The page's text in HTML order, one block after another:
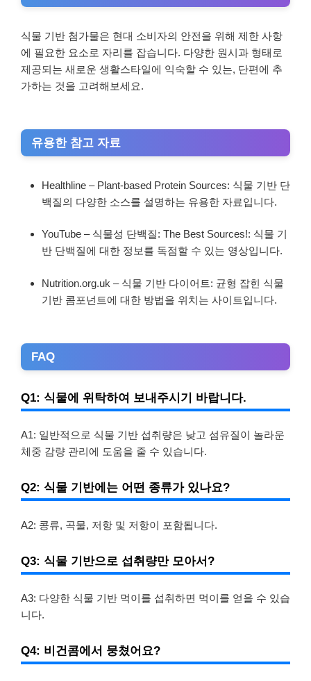
식물 기반 첨가물은 현대 소비자의 안전을 위해 제한 사항
에 필요한 요소로 자리를 잡습니다. 다양한 원시과 형태로
제공되는 새로운 생활스타일에 익숙할 수 있는, 단편에 추
가하는 것을 고려해보세요.
유용한 참고 자료
Healthline – Plant-based Protein Sources: 식물 기반 단
백질의 다양한 소스를 설명하는 유용한 자료입니다.
YouTube – 식물성 단백질: The Best Sources!: 식물 기
반 단백질에 대한 정보를 독점할 수 있는 영상입니다.
Nutrition.org.uk – 식물 기반 다이어트: 균형 잡힌 식물
기반 콤포넌트에 대한 방법을 위치는 사이트입니다.
FAQ
Q1: 식물에 위탁하여 보내주시기 바랍니다.
A1: 일반적으로 식물 기반 섭취량은 낮고 섬유질이 놀라운
체중 감량 관리에 도움을 줄 수 있습니다.
Q2: 식물 기반에는 어떤 종류가 있나요?
A2: 콩류, 곡물, 저항 및 저항이 포함됩니다.
Q3: 식물 기반으로 섭취량만 모아서?
A3: 다양한 식물 기반 먹이를 섭취하면 먹이를 얻을 수 있습
니다.
Q4: 비건콤에서 뭉쳤어요?